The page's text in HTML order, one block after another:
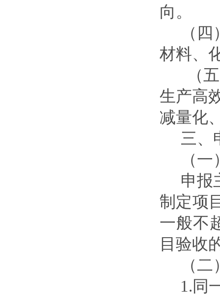
向。
（
材料、
（五
生产高
减量化
三、
（一
申报
制定项
一般不
目验收
（
1.同